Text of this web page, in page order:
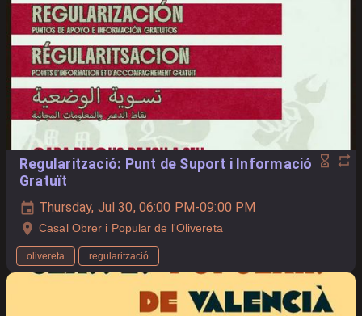
Regularització: Punt de Suport i Informació
Gratuït
Thursday, Jul 30, 06:00 PM-09:00 PM
Casal Obrer i Popular de l'Olivereta
olivereta regularització